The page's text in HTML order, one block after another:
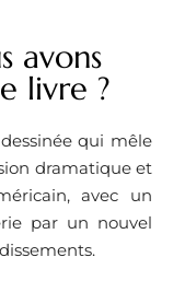
avons
livre ?
qui mêle
dramatique et
avec un
par un nouvel